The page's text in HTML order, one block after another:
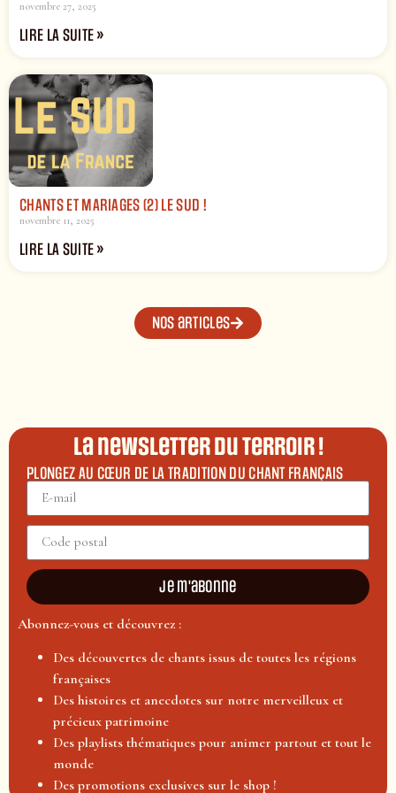
novembre 27, 2025
LIRE LA SUITE »
CHANTS ET MARIAGES (2) LE SUD !
novembre 11, 2025
LIRE LA SUITE »
Nos articles
La newsletter du terroir !
PLONGEZ AU CŒUR DE LA TRADITION DU CHANT FRANÇAIS
Je m'abonne
Abonnez-vous et découvrez :
Des découvertes de chants issus de toutes les régions
françaises
Des histoires et anecdotes sur notre merveilleux et
précieux patrimoine
Des playlists thématiques pour animer partout et tout le
monde
Des promotions exclusives sur le shop !